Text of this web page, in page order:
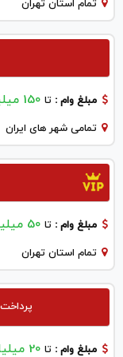
تمام استان تهران
مبلغ وام : تا 150 میلیون
تمامی شهر های ایران
مبلغ وام : تا 50 میلیارد
تمام استان تهران
مبلغ وام : تا 20 میلیارد